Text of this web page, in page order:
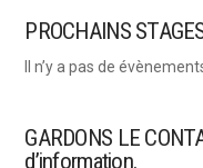
PROCHAINS
Il n’y a pas de
GARDONS LE
d’information.